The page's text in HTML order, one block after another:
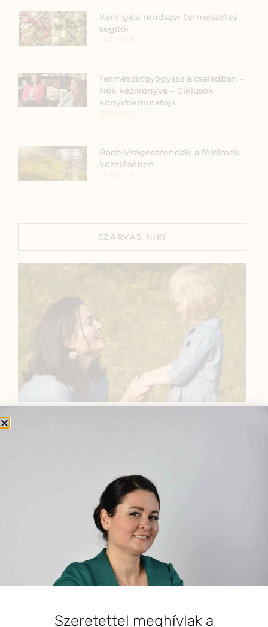
Keringési rendszer természetes
segítői
Természetgyógyász a családban –
Nők kézikönyve – Ciklusok
könyvbemutatója
Bach-virágesszenciák a félelmek
kezelésében
SZARVAS NIKI
alkalmazásának oktatása, a gyermekek, a nők és a
férfiak egészségének megőrzése és helyreállítása.
HÍRLEVÉL
E-mail cím*
Szeretettel meghívlak a